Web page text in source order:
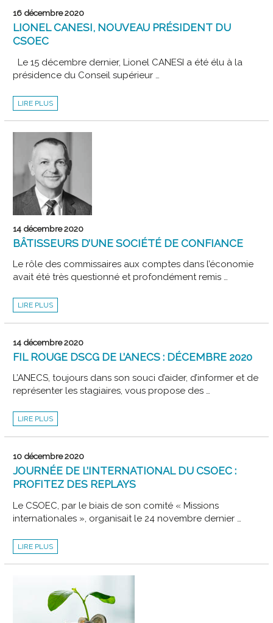
16 décembre 2020
LIONEL CANESI, NOUVEAU PRÉSIDENT DU
CSOEC
Le 15 décembre dernier, Lionel CANESI a été élu à la
présidence du Conseil supérieur …
LIONEL
CANESI,
PRÉSIDENT
LIRE PLUS
14 décembre 2020
BÂTISSEURS D’UNE SOCIÉTÉ DE CONFIANCE
Le rôle des commissaires aux comptes dans l’économie
avait été très questionné et profondément remis …
BÂTISSEURS
D’UNE
DE
LIRE PLUS
14 décembre 2020
FIL ROUGE DSCG DE L’ANECS : DÉCEMBRE 2020
L’ANECS, toujours dans son souci d’aider, d’informer et de
représenter les stagiaires, vous propose des …
FIL
ROUGE
DE
:
DÉCEMBRE
2020
LIRE PLUS
10 décembre 2020
JOURNÉE DE L’INTERNATIONAL DU CSOEC :
PROFITEZ DES REPLAYS
Le CSOEC, par le biais de son comité « Missions
internationales », organisait le 24 novembre dernier …
JOURNÉE
DE
DU
REPLAYS
LIRE PLUS